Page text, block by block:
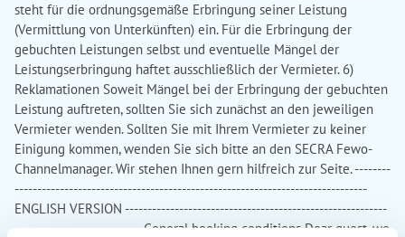
steht für die ordnungsgemäße Erbringung seiner Leistung
(Vermittlung von Unterkünften) ein. Für die Erbringung der
gebuchten Leistungen selbst und eventuelle Mängel der
Leistungserbringung haftet ausschließlich der Vermieter. 6)
Reklamationen Soweit Mängel bei der Erbringung der gebuchten
Leistung auftreten, sollten Sie sich zunächst an den jeweiligen
Vermieter wenden. Sollten Sie mit Ihrem Vermieter zu keiner
Einigung kommen, wenden Sie sich bitte an den SECRA Fewo-
Channelmanager. Wir stehen Ihnen gern hilfreich zur Seite. --------
------------------------------------------------------------------------------
ENGLISH VERSION ----------------------------------------------------------
---------------------------- General booking conditions Dear guest, we